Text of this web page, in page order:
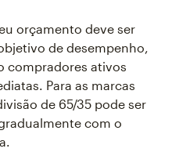
orçamento deve ser
de desempenho,
compradores ativos
Para as marcas
de 65/35 pode ser
com o